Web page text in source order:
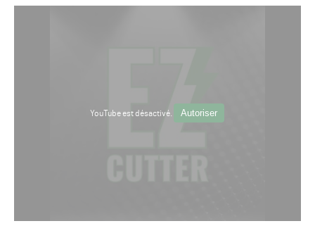
YouTube est désactivé. Autoriser